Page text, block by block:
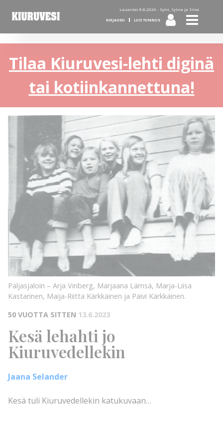
Lauantai 8.8.2026 - Sylvi, Sylvia ja Silva
KIRJAUDU LUO TUNNUS
Tilaa Kiuruvesi-lehti diginä
tai kotiinkannettuna!
Paljasjaloin – Arja Vinberg, Marjaana Lämsä, Marja-Liisa
Kastarinen, Maija-Riitta Kärkkäinen ja Päivi Kärkkäinen.
50 VUOTTA SITTEN 13.6.2023
Kesä lehahti jo
Kiuruvedellekin
Jaana Selander
Kesä tuli Kiuruvedellekin katukuvaan…